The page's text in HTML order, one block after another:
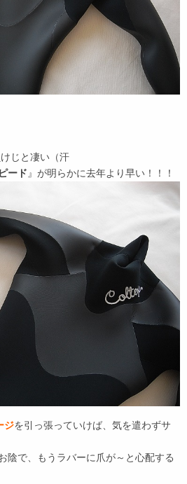
じと凄い（汗
ード』が明らかに去年より早い！！！
ジを引っ張っていけば、気を遣わずサ
陰で、もうラバーに爪が～と心配する